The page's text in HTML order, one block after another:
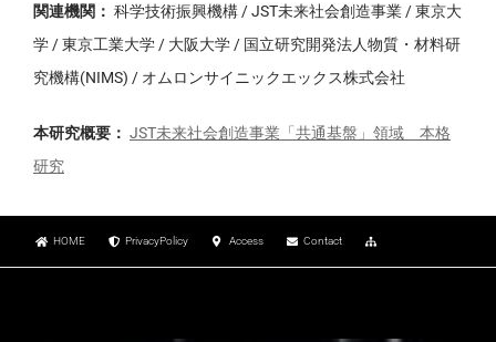
関連機関： 科学技術振興機構 / JST未来社会創造事業 / 東京大
学 / 東京工業大学 / 大阪大学 / 国立研究開発法人物質・材料研
究機構(NIMS) / オムロンサイニックエックス株式会社
本研究概要： JST未来社会創造事業「共通基盤」領域 本格
研究
HOME PrivacyPolicy Access Contact